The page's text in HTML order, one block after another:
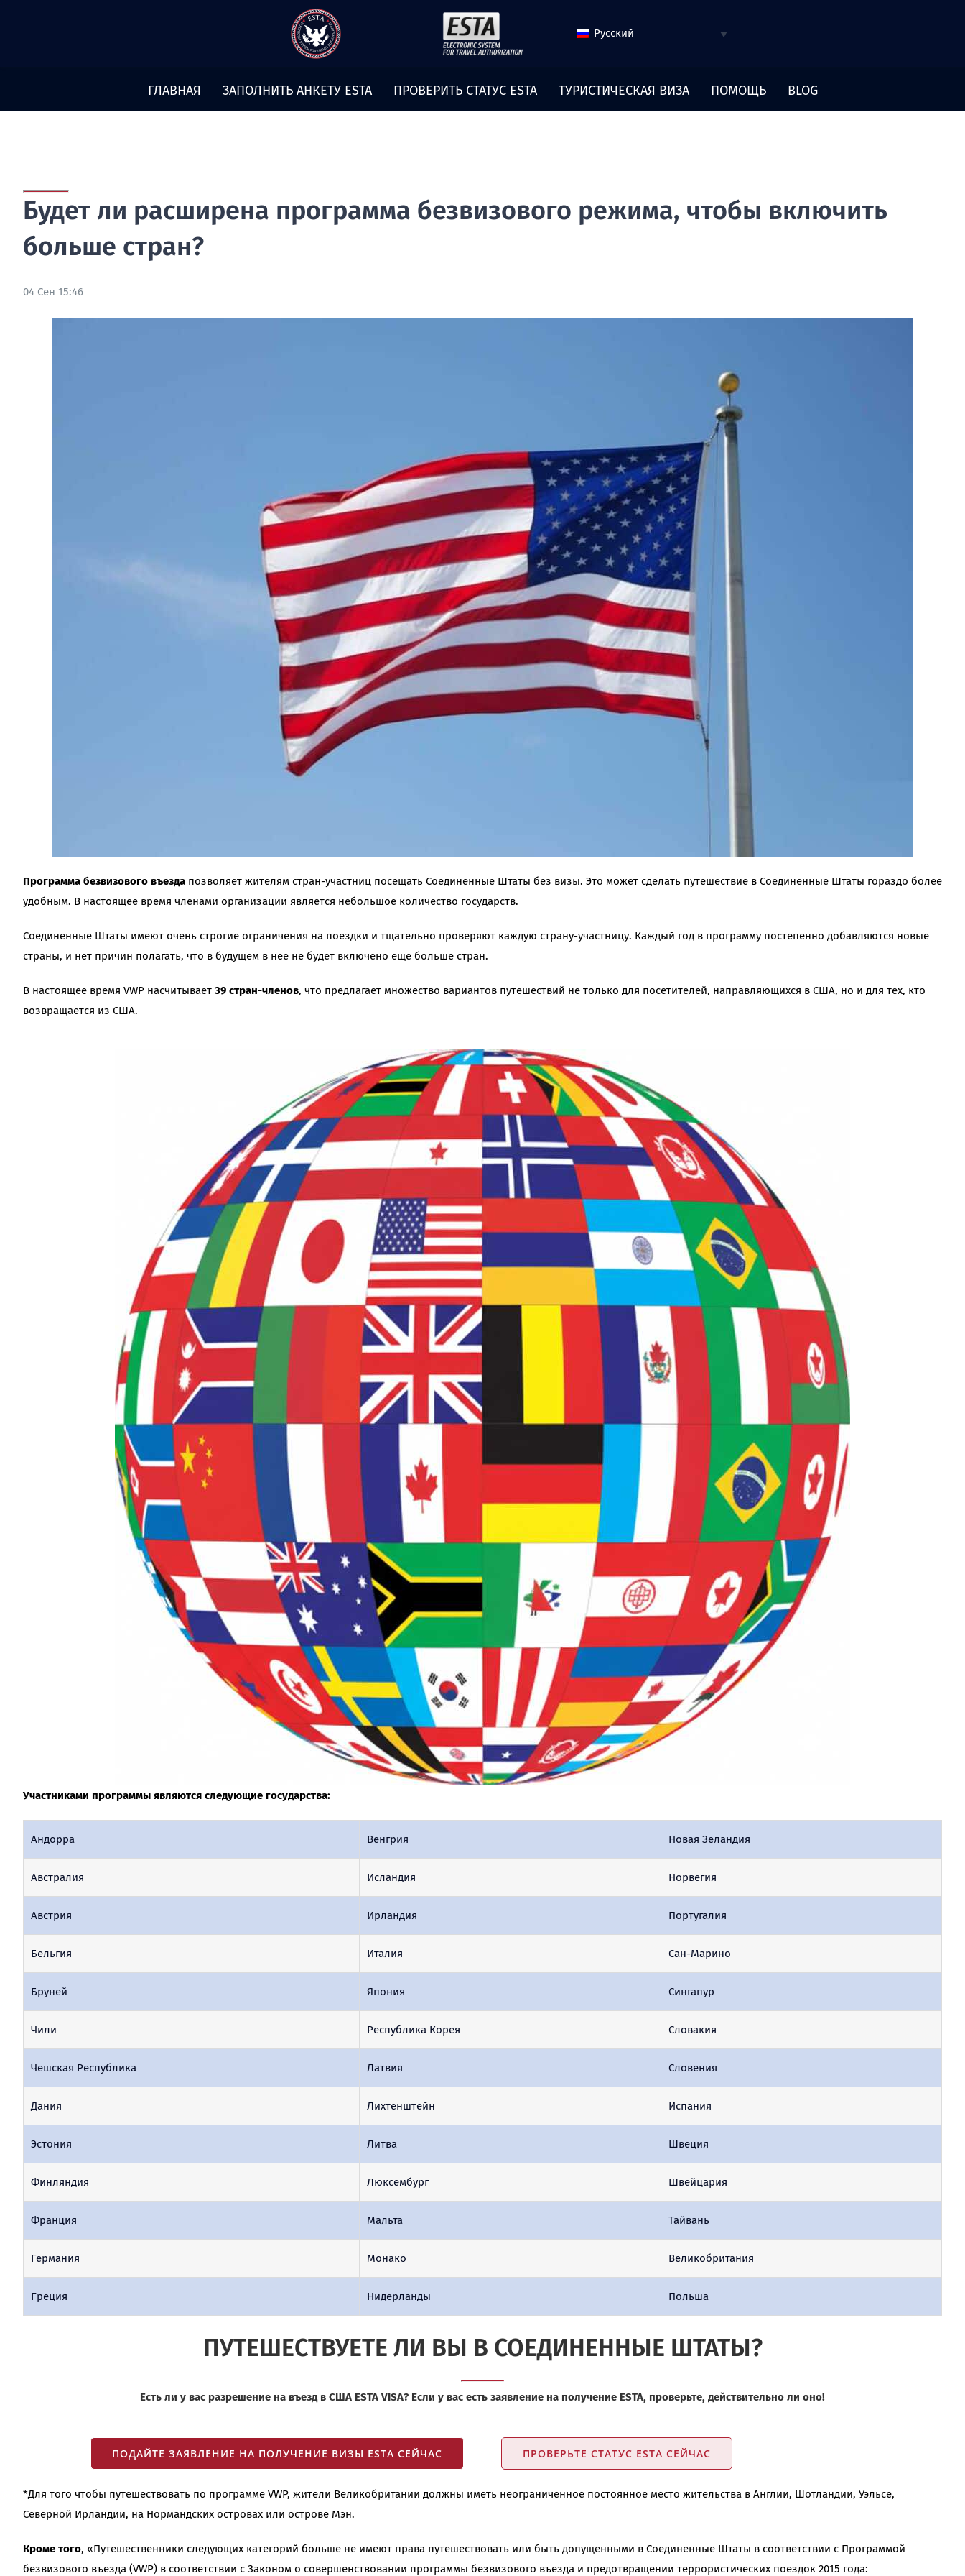
Русский
ГЛАВНАЯ ЗАПОЛНИТЬ АНКЕТУ ESTA ПРОВЕРИТЬ СТАТУС ESTA ТУРИСТИЧЕСКАЯ ВИЗА ПОМОЩЬ BLOG
Будет ли расширена программа безвизового режима, чтобы включить
больше стран?
04 Сен 15:46
Программа безвизового въездапозволяет жителям стран-участниц посещать Соединенные Штаты без визы. Это может сделать путешествие в Соединенные Штаты гораздо более
удобным. В настоящее время членами организации является небольшое количество государств.
Соединенные Штаты имеют очень строгие ограничения на поездки и тщательно проверяют каждую страну-участницу. Каждый год в программу постепенно добавляются новые
страны, и нет причин полагать, что в будущем в нее не будет включено еще больше стран.
В настоящее время VWP насчитывает 39 стран-членов, что предлагает множество вариантов путешествий не только для посетителей, направляющихся в США, но и для тех, кто
возвращается из США.
Участниками программы являются следующие государства:
Андорра Венгрия Новая Зеландия
Австралия Исландия Норвегия
Австрия Ирландия Португалия
Бельгия Италия Сан-Марино
Бруней Япония Сингапур
Чили Республика Корея Словакия
Чешская Республика Латвия Словения
Дания Лихтенштейн Испания
Эстония Литва Швеция
Финляндия Люксембург Швейцария
Франция Мальта Тайвань
Германия Монако Великобритания
Греция Нидерланды Польша
ПУТЕШЕСТВУЕТЕ ЛИ ВЫ В СОЕДИНЕННЫЕ ШТАТЫ?
Есть ли у вас разрешение на въезд в США ESTA VISA? Если у вас есть заявление на получение ESTA, проверьте, действительно ли оно!
ПОДАЙТЕ ЗАЯВЛЕНИЕ НА ПОЛУЧЕНИЕ ВИЗЫ ESTA СЕЙЧАС ПРОВЕРЬТЕ СТАТУС ESTA СЕЙЧАС
*Для того чтобы путешествовать по программе VWP, жители Великобритании должны иметь неограниченное постоянное место жительства в Англии, Шотландии, Уэльсе,
Северной Ирландии, на Нормандских островах или острове Мэн.
Кроме того, «Путешественники следующих категорий больше не имеют права путешествовать или быть допущенными в Соединенные Штаты в соответствии с Программой
безвизового въезда (VWP) в соответствии с Законом о совершенствовании программы безвизового въезда и предотвращении террористических поездок 2015 года: